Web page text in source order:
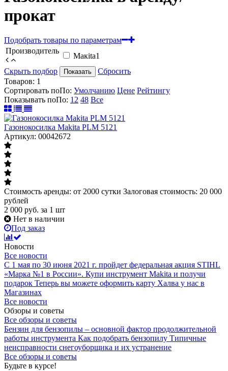
прокат
Подобрать товары по параметрам
Производитель
Mакita1
Скрыть подбор
Показать
Сбросить
Товаров: 1
Сортировать поПо: Умолчанию Цене Рейтингу
Показывать поПо: 12 48 Все
Газонокосилка Makita PLM 5121
Артикул: 00042672
Стоимость аренды: от 2000 сутки Залоговая стоимость: 20 000
рублей
2 000 руб. за 1 шт
Нет в наличии
Под заказ
Новости
Все новости
С 1 мая по 30 июня 2021 г. пройдет федеральная акция STIHL
«Марка №1 в России». Купи инструмент Makita и получи
подарок Теперь вы можете оформить карту Халва у нас в
Магазинах
Все новости
Обзоры и советы
Все обзоры и советы
Бензин для бензопилы – основной фактор продолжительной
работы инструмента Как подобрать бензопилу Типичные
неисправности снегоуборщика и их устранение
Все обзоры и советы
Будьте в курсе!